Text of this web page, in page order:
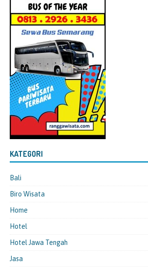
KATEGORI
Bali
Biro Wisata
Home
Hotel
Hotel Jawa Tengah
Jasa